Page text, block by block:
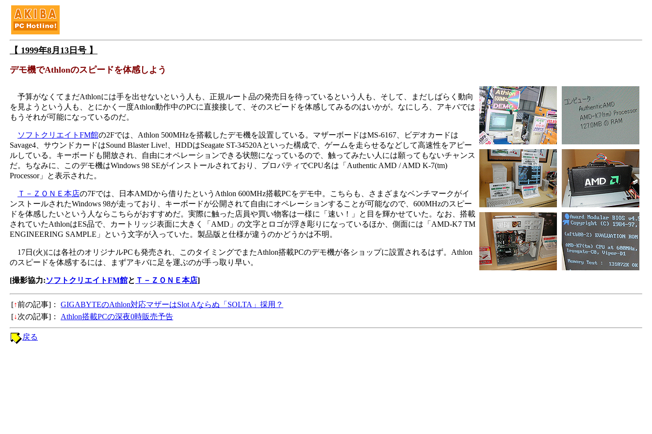
【 1999年8月13日号 】
デモ機でAthlonのスピードを体感しよう
予算がなくてまだAthlonには手を出せないという人も、正規ルート品の発売日を待っているという人も、そして、まだしばらく動向
を見ようという人も、とにかく一度Athlon動作中のPCに直接接して、そのスピードを体感してみるのはいかが。なにしろ、アキバでは
もうそれが可能になっているのだ。
ソフトクリエイトFM館の2Fでは、Athlon 500MHzを搭載したデモ機を設置している。マザーボードはMS-6167、ビデオカードは
Savage4、サウンドカードはSound Blaster Live!、HDDはSeagate ST-34520Aといった構成で、ゲームを走らせるなどして高速性をアピー
ルしている。キーボードも開放され、自由にオペレーションできる状態になっているので、触ってみたい人には願ってもないチャンス
だ。ちなみに、このデモ機はWindows 98 SEがインストールされており、プロパティでCPU名は「Authentic AMD / AMD K-7(tm)
Processor」と表示された。
Ｔ－ＺＯＮＥ本店の7Fでは、日本AMDから借りたというAthlon 600MHz搭載PCをデモ中。こちらも、さまざまなベンチマークがイ
ンストールされたWindows 98が走っており、キーボードが公開されて自由にオペレーションすることが可能なので、600MHzのスピー
ドを体感したいという人ならこちらがおすすめだ。実際に触った店員や買い物客は一様に「速い！」と目を輝かせていた。なお、搭載
されていたAthlonはES品で、カートリッジ表面に大きく「AMD」の文字とロゴが浮き彫りになっているほか、側面には「AMD-K7 TM
ENGINEERING SAMPLE」という文字が入っていた。製品版と仕様が違うのかどうかは不明。
17日(火)には各社のオリジナルPCも発売され、このタイミングでまたAthlon搭載PCのデモ機が各ショップに設置されるはず。Athlon
のスピードを体感するには、まずアキバに足を運ぶのが手っ取り早い。
[撮影協力:ソフトクリエイトFM館と Ｔ－ＺＯＮＥ本店]
[↑前の記事]：
GIGABYTEのAthlon対応マザーはSlot Aならぬ「SOLTA」採用？
[↓次の記事]： Athlon搭載PCの深夜0時販売予告
戻る